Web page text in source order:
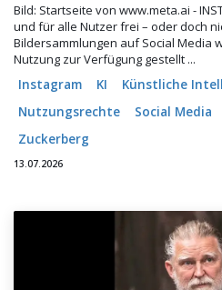
Bild: Startseite von www.meta.ai -
und für alle Nutzer frei – oder doch
Bildersammlungen auf Social Media
Nutzung zur Verfügung gestellt ...
Instagram
KI Künstliche
Nutzungsrechte
Social Media
Zuckerberg
13.07.2026